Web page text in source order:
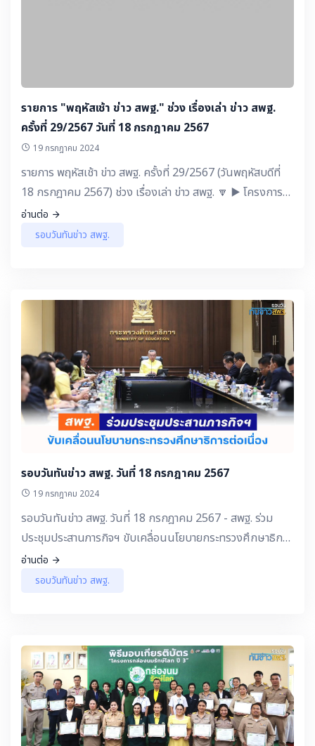
รายการ "พฤหัสเช้า ข่าว สพฐ." ช่วง เรื่องเล่า ข่าว สพฐ.
ครั้งที่ 29/2567 วันที่ 18 กรกฎาคม 2567
19 กรกฎาคม 2024
รายการ พฤหัสเช้า ข่าว สพฐ. ครั้งที่ 29/2567 (วันพฤหัสบดีที่
18 กรกฎาคม 2567) ช่วง เรื่องเล่า ข่าว สพฐ. 🔽 ▶️ โครงการ
พระราชดำริ : วิถีเด็กไทยน้อมนำพระบรมราโชบายของในหลวง
รัชกาลที่ 10 สู่การปฏิบัติ โดยใช้นวัตกรรม DONGBANG
วงษ์จินดา เลขาธิการ กพฐ. ▶️ แลกเปลี่ยน เรียนรู้ กับ ครู สพฐ.
- ดร.เกศทิพย์ ศุภวานิช รองเลขาธิการ กพฐ. : เรียนรู้เรื่องราว
อดีต ผ่านกิจกรรมนอกห้องเรียน นักโบราณคดีน้อย โรงเรียน
วัดนางสาว (ถาวรราษฎร์บำรุง) สพป.สมุทรสาคร ▶️ เปิดมุมมอง
กับ Kru-Influ - การให้ความรู้ด้านการแก้หนึ้ครู ▶️ คอนเทนต์
ดี ๆ มีบอกต่อ - ดร.ธีร์ ภวังคนันท์ รองเลขาธิการ กพฐ. : ยก
ระดับผลสัมฤทธิ์ทางการเรียน “ด้านการอ่านออกเขียนได้” ของ
โรงเรียนไทยรัฐวิทยา ภาคเหนือ - แนวทางการดำเนินงานการ
เสริมสร้างความปลอดภัยในสถานศึกษา ภายใต้นวัตกรรม
M.P.S.W. Safety School โรงเรียนจ่าการบุญ สพป.พิษณุโลก
เขต 1 ▶️ ประชาสัมพันธ์ จากเขตพื้นที่ฯ - ผลสำเร็
อ่านต่อ
รอบวันทันข่าว สพฐ.
รอบวันทันข่าว สพฐ. วันที่ 18 กรกฎาคม 2567
19 กรกฎาคม 2024
รอบวันทันข่าว สพฐ. วันที่ 18 กรกฎาคม 2567 - สพฐ. ร่วม
ประชุมประสานภารกิจฯ ขับเคลื่อนนโยบายกระทรวงศึกษาธิการ
ต่อเนื่อง
อ่านต่อ
รอบวันทันข่าว สพฐ.